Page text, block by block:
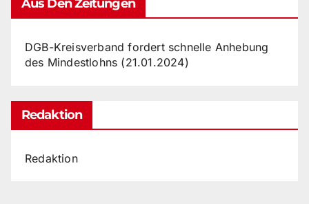
Aus Den Zeitungen
DGB-Kreisverband fordert schnelle Anhebung
des Mindestlohns (21.01.2024)
Redaktion
Redaktion